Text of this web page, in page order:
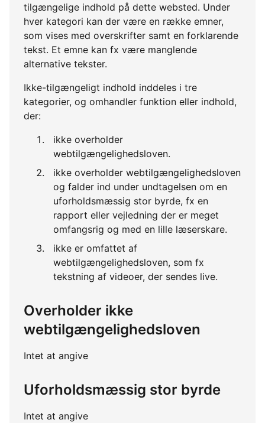
tilgængelige indhold på dette websted. Under
hver kategori kan der være en række emner,
som vises med overskrifter samt en forklarende
tekst. Et emne kan fx være manglende
alternative tekster.
Ikke-tilgængeligt indhold inddeles i tre
kategorier, og omhandler funktion eller indhold,
der:
ikke overholder
webtilgængelighedsloven.
ikke overholder webtilgængelighedsloven
og falder ind under undtagelsen om en
uforholdsmæssig stor byrde, fx en
rapport eller vejledning der er meget
omfangsrig og med en lille læserskare.
ikke er omfattet af
webtilgængelighedsloven, som fx
tekstning af videoer, der sendes live.
Overholder ikke
webtilgængelighedsloven
Intet at angive
Uforholdsmæssig stor byrde
Intet at angive